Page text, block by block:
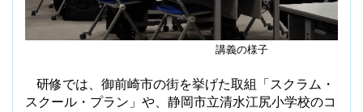
講義の様子
研修では、御前崎市の街を挙げた取組「スクラム・
スクール・プラン」や、静岡市立清水江尻小学校のコ